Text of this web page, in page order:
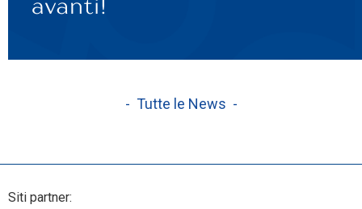
- Tutte le News -
Siti partner: